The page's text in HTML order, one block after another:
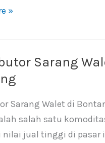
»
Sarang
Sarang Walet di
salah satu
jual tinggi di pasar